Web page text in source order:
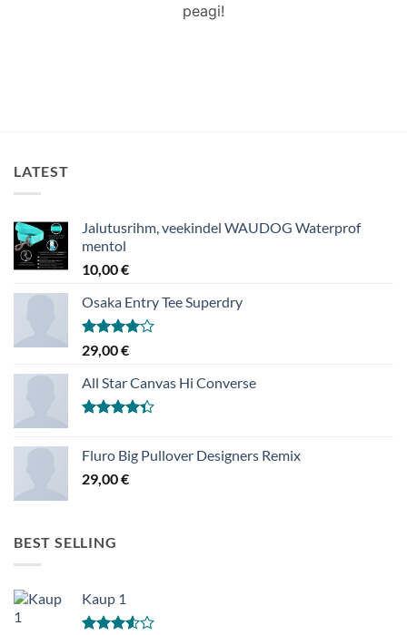
peagi!
LATEST
Jalutusrihm, veekindel WAUDOG Waterprof
mentol
10,00€
Osaka Entry Tee Superdry
Hinnanguga
4.00
29,00€
All Star Canvas Hi Converse
Fluro Big Pullover Designers Remix
29,00€
BEST SELLING
Kaup 1